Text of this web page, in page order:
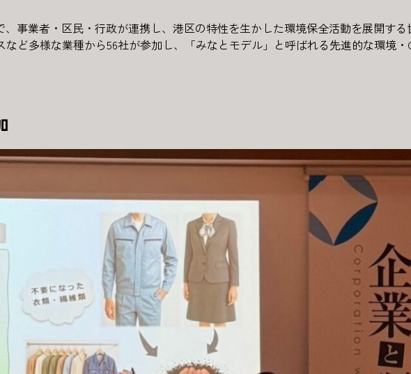
、事業者・区民・行政が連携し、港区の特性を生かした環境保全活動を展開す
ど多様な業種から56社が参加し、「みなとモデル」と呼ばれる先進的な環境